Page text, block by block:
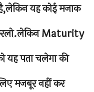
यह कोई मजाक
Maturity
पता चलेगा की
मजबूर नहीं कर